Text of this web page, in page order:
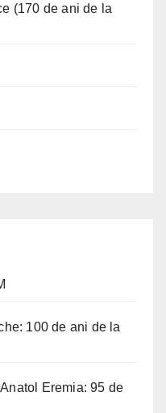
(170 de ani de la
100 de ani de la
Eremia: 95 de